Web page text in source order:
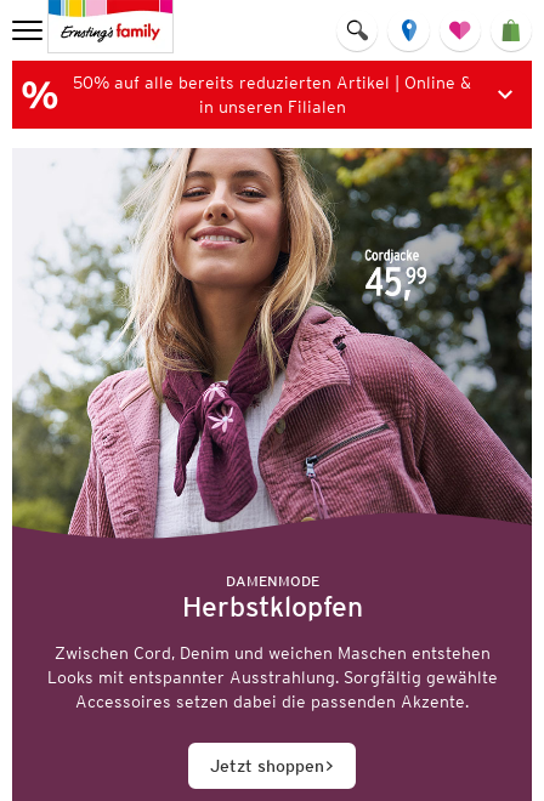
50% auf alle bereits reduzierten Artikel | Online &
in unseren Filialen
DAMENMODE
Herbstklopfen
Zwischen Cord, Denim und weichen Maschen entstehen
Looks mit entspannter Ausstrahlung. Sorgfältig gewählte
Accessoires setzen dabei die passenden Akzente.
Jetzt shoppen